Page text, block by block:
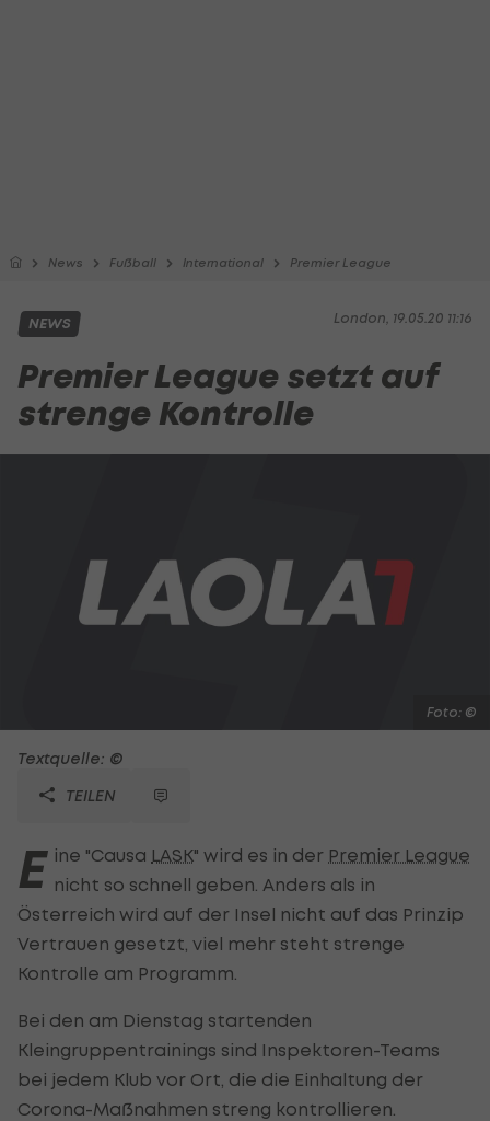
News Fußball International Premier League
London, 19.05.20 11:16
NEWS
Premier League setzt auf
strenge Kontrolle
Foto: ©
Textquelle: ©
TEILEN
E ine "Causa LASK" wird es in der Premier League
nicht so schnell geben. Anders als in
Österreich wird auf der Insel nicht auf das Prinzip
Vertrauen gesetzt, viel mehr steht strenge
Kontrolle am Programm.
Bei den am Dienstag startenden
Kleingruppentrainings sind Inspektoren-Teams
bei jedem Klub vor Ort, die die Einhaltung der
Corona-Maßnahmen streng kontrollieren.